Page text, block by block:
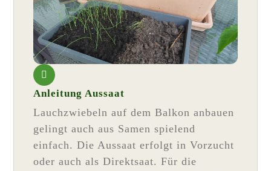
Anleitung Aussaat
Lauchzwiebeln auf dem Balkon anbauen
gelingt auch aus Samen spielend
einfach. Die Aussaat erfolgt in Vorzucht
oder auch als Direktsaat. Für die